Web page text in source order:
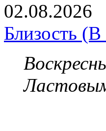
02.08.2026
Близость